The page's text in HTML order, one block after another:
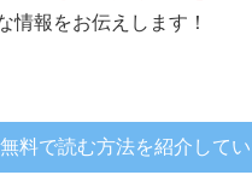
情報をお伝えします！
料で読む方法を紹介してい